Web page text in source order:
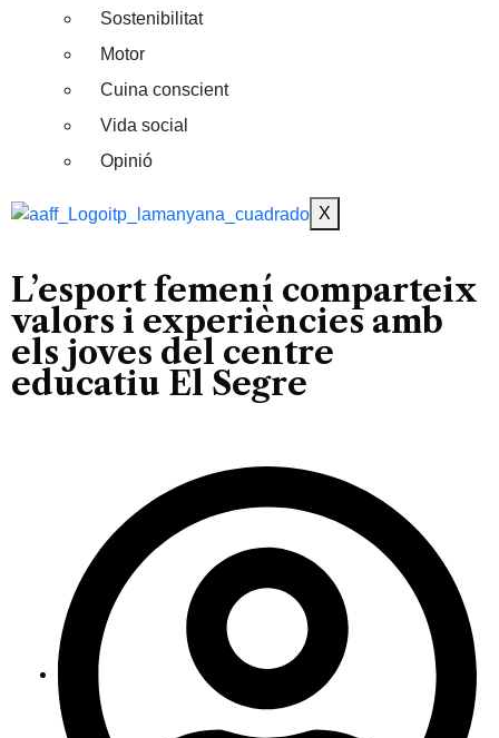
Sostenibilitat
Motor
Cuina conscient
Vida social
Opinió
X
L’esport femení comparteix
valors i experiències amb
els joves del centre
educatiu El Segre